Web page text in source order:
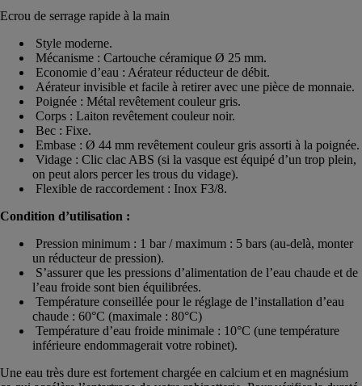
Ecrou de serrage rapide à la main
Style moderne.
Mécanisme : Cartouche céramique Ø 25 mm.
Economie d’eau : Aérateur réducteur de débit.
Aérateur invisible et facile à retirer avec une pièce de monnaie.
Poignée : Métal revêtement couleur gris.
Corps : Laiton revêtement couleur noir.
Bec : Fixe.
Embase : Ø 44 mm revêtement couleur gris assorti à la poignée.
Vidage : Clic clac ABS (si la vasque est équipé d’un trop plein,
on peut alors percer les trous du vidage).
Flexible de raccordement : Inox F3/8.
Condition d’utilisation :
Pression minimum : 1 bar / maximum : 5 bars (au-delà, monter
un réducteur de pression).
S’assurer que les pressions d’alimentation de l’eau chaude et de
l’eau froide sont bien équilibrées.
Température conseillée pour le réglage de l’installation d’eau
chaude : 60°C (maximale : 80°C)
Température d’eau froide minimale : 10°C (une température
inférieure endommagerait votre robinet).
Une eau très dure est fortement chargée en calcium et en magnésium